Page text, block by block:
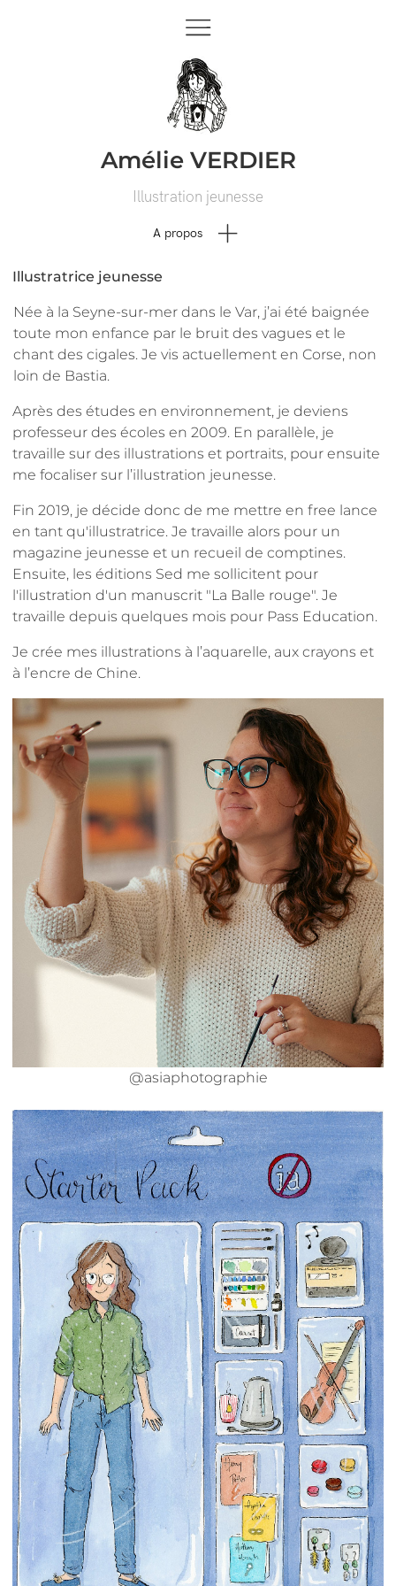
Amélie VERDIER
Illustration jeunesse
A propos
Illustratrice jeunesse
Née à la Seyne-sur-mer dans le Var, j’ai été baignée
toute mon enfance par le bruit des vagues et le
chant des cigales. Je vis actuellement en Corse, non
loin de Bastia.
Après des études en environnement, je deviens
professeur des écoles en 2009. En parallèle, je
travaille sur des illustrations et portraits, pour ensuite
me focaliser sur l’illustration jeunesse.
Fin 2019, je décide donc de me mettre en free lance
en tant qu'illustratrice. Je travaille alors pour un
magazine jeunesse et un recueil de comptines.
Ensuite, les éditions Sed me sollicitent pour
l'illustration d'un manuscrit "La Balle rouge". Je
travaille depuis quelques mois pour Pass Education.
Je crée mes illustrations à l’aquarelle, aux crayons et
à l’encre de Chine.
@asiaphotographie